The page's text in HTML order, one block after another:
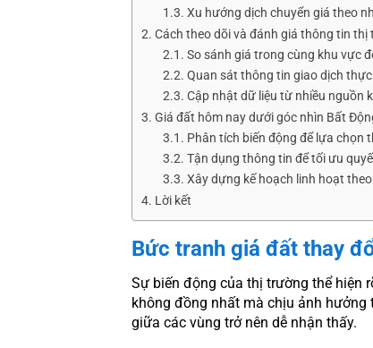
Xu hướng dịch chuyển giá theo
Cách theo dõi và đánh giá thông tin thị
So sánh giá trong cùng khu vực
Quan sát thông tin giao dịch
Cập nhật dữ liệu từ nhiều nguồn
Giá đất hôm nay dưới góc nhìn Bất
Phân tích biến động để lựa chọn
Tận dụng thông tin để tối ưu
Xây dựng kế hoạch linh hoạt
Lời kết
Bức tranh giá đất thay
Sự biến động của thị trường thể hiện
không đồng nhất mà chịu ảnh hưởng
giữa các vùng trở nên dễ nhận thấy.